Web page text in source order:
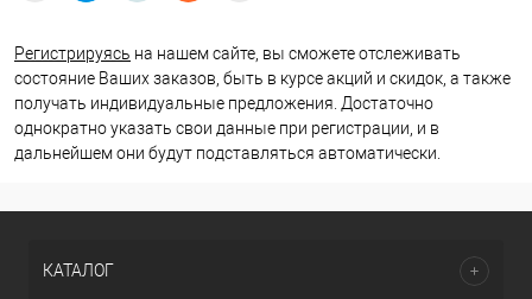
Регистрируясь на нашем сайте, вы сможете отслеживать
состояние Ваших заказов, быть в курсе акций и скидок, а также
получать индивидуальные предложения. Достаточно
однократно указать свои данные при регистрации, и в
дальнейшем они будут подставляться автоматически.
КАТАЛОГ